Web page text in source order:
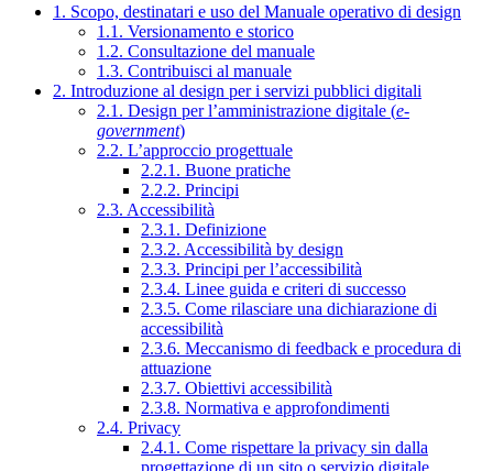
1. Scopo, destinatari e uso del Manuale operativo di design
1.1. Versionamento e storico
1.2. Consultazione del manuale
1.3. Contribuisci al manuale
2. Introduzione al design per i servizi pubblici digitali
2.1. Design per l’amministrazione digitale (e-
government)
2.2. L’approccio progettuale
2.2.1. Buone pratiche
2.2.2. Principi
2.3. Accessibilità
2.3.1. Definizione
2.3.2. Accessibilità by design
2.3.3. Principi per l’accessibilità
2.3.4. Linee guida e criteri di successo
2.3.5. Come rilasciare una dichiarazione di
accessibilità
2.3.6. Meccanismo di feedback e procedura di
attuazione
2.3.7. Obiettivi accessibilità
2.3.8. Normativa e approfondimenti
2.4. Privacy
2.4.1. Come rispettare la privacy sin dalla
progettazione di un sito o servizio digitale